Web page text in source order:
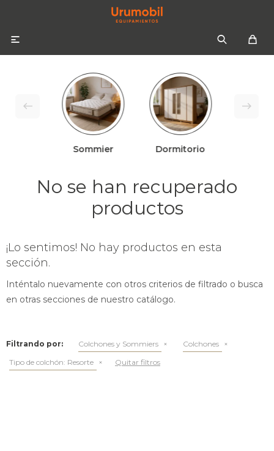

Sommier Dormitorio
No se han recuperado
productos
¡Lo sentimos! No hay productos en esta
sección.
Inténtalo nuevamente con otros criterios de filtrado o busca
en otras secciones de nuestro catálogo.
Filtrando por: Colchones y Sommiers
Colchones
Tipo de colchón: Resorte Quitar filtros
Mesas de luz